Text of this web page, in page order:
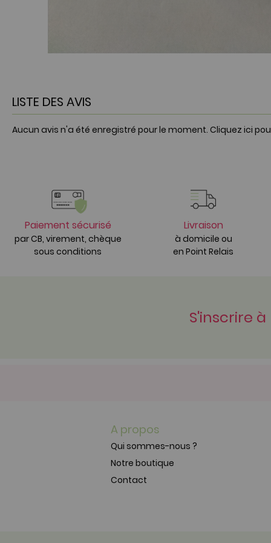
LISTE DES AVIS
Aucun avis n'a été enregistré pour le moment. Cliquez ici
Paiement sécurisé
par CB, virement, chèque
sous conditions
Livraison
à domicile ou
en Point Relais
S'inscrire
A propos
Qui sommes-nous ?
Notre boutique
Contact